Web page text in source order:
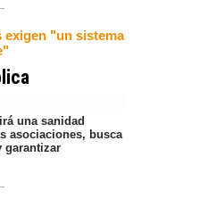
exigen "un sistema
una sanidad
asociaciones, busca
garantizar